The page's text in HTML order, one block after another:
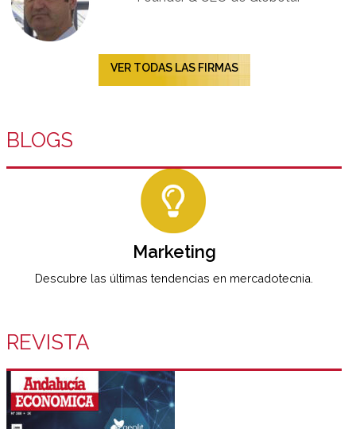
VER TODAS LAS FIRMAS
BLOGS
Marketing
Descubre las últimas tendencias en mercadotecnia.
REVISTA